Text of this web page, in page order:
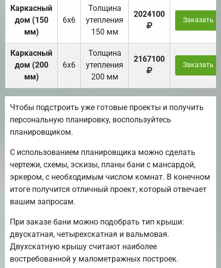
Каркасный
дом (150
мм)
6х6
Толщина
утепления
150 мм
2024100
Заказать
Каркасный
дом (200
мм)
6х6
Толщина
утепления
200 мм
2167100
Заказать
Чтобы подстроить уже готовые проекты и получить
персональную планировку, воспользуйтесь
планировщиком.
С использованием планировщика можно сделать
чертежи, схемы, эскизы, планы бани с мансардой,
эркером, с необходимым числом комнат. В конечном
итоге получится отличный проект, который отвечает
вашим запросам.
При заказе бани можно подобрать тип крыши:
двускатная, четырехскатная и вальмовая.
Двухскатную крышу считают наиболее
востребованной у малометражных построек.